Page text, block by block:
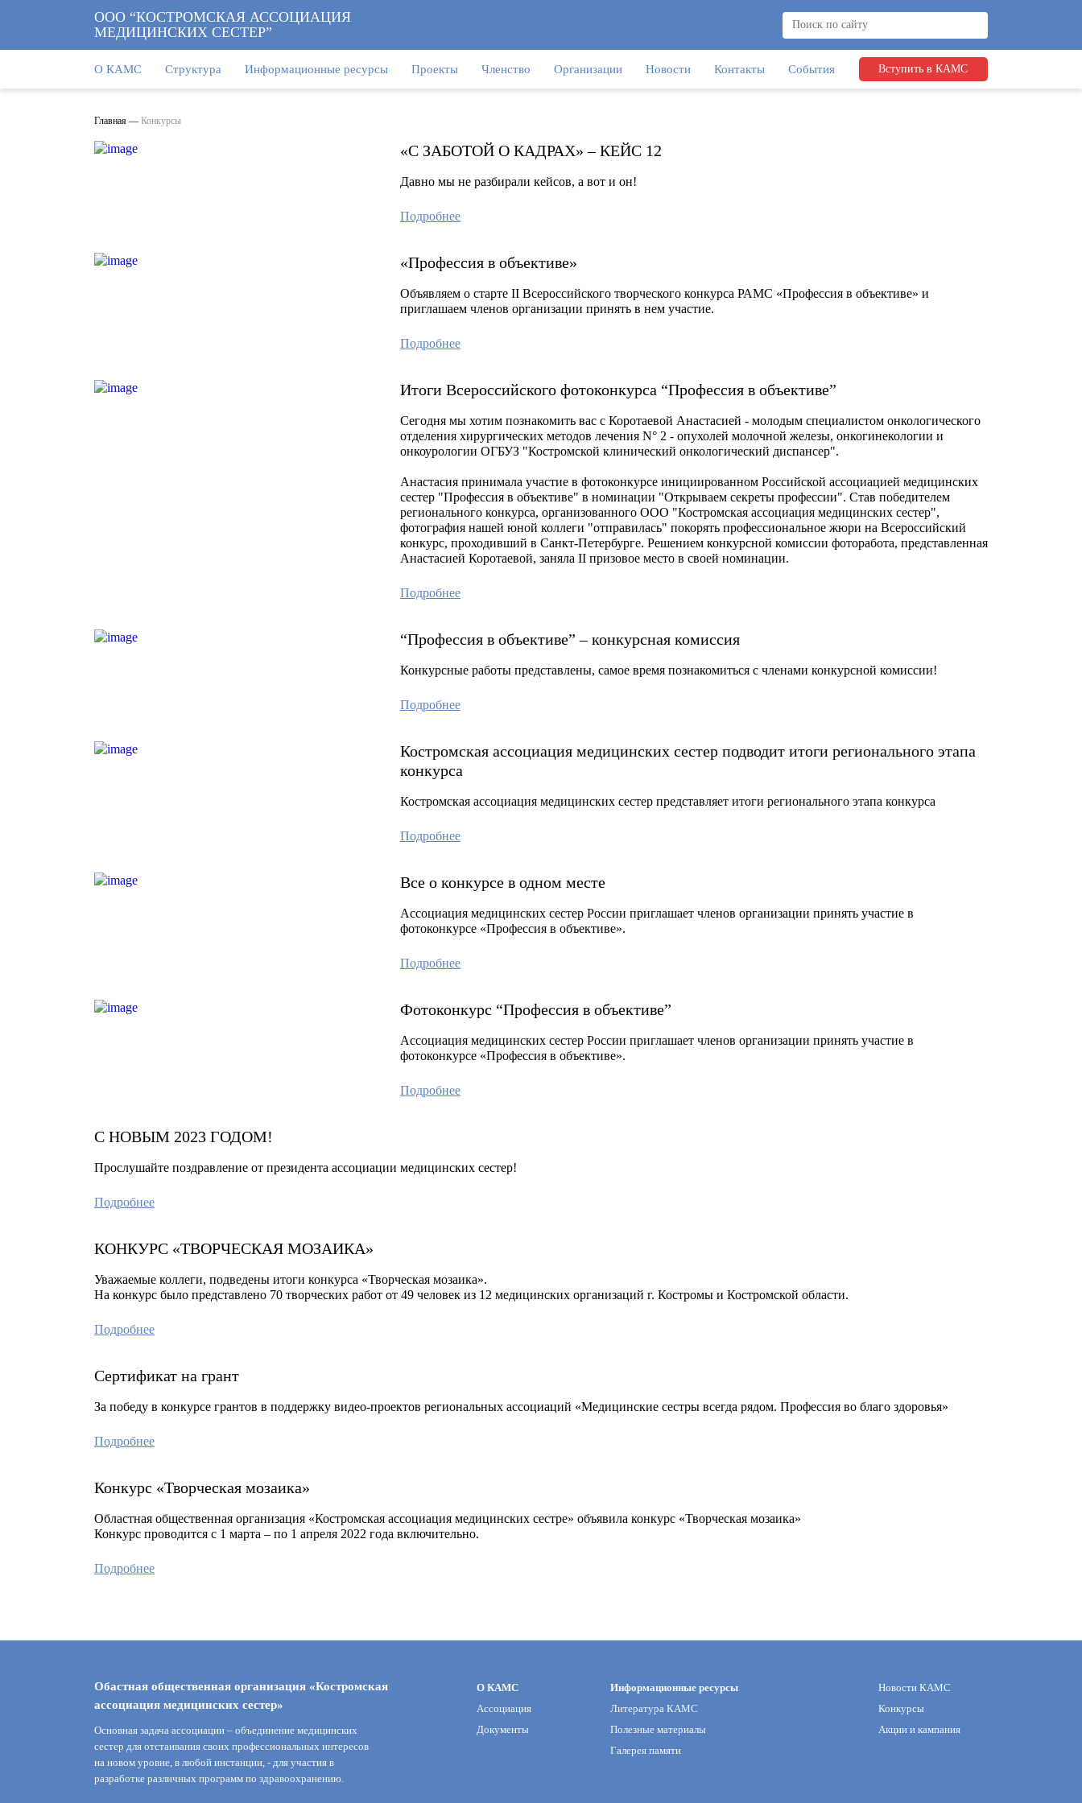
ООО “КОСТРОМСКАЯ АССОЦИАЦИЯ
МЕДИЦИНСКИХ СЕСТЕР”
О КАМС Структура Информационные ресурсы Проекты Членство Организации Новости Контакты События Вступить в КАМС
Главная — Конкурсы
«С ЗАБОТОЙ О КАДРАХ» – КЕЙС 12
Давно мы не разбирали кейсов, а вот и он!
Подробнее
«Профессия в объективе»
Объявляем о старте II Всероссийского творческого конкурса РАМС «Профессия в объективе» и
приглашаем членов организации принять в нем участие.
Подробнее
Итоги Всероссийского фотоконкурса “Профессия в объективе”
Сегодня мы хотим познакомить вас с Коротаевой Анастасией - молодым специалистом онкологического
отделения хирургических методов лечения N° 2 - опухолей молочной железы, онкогинекологии и
онкоурологии ОГБУЗ "Костромской клинический онкологический диспансер".
Анастасия принимала участие в фотоконкурсе инициированном Российской ассоциацией медицинских
сестер "Профессия в объективе" в номинации "Открываем секреты профессии". Став победителем
регионального конкурса, организованного ООО "Костромская ассоциация медицинских сестер",
фотография нашей юной коллеги "отправилась" покорять профессиональное жюри на Всероссийский
конкурс, проходивший в Санкт-Петербурге. Решением конкурсной комиссии фоторабота, представленная
Анастасией Коротаевой, заняла II призовое место в своей номинации.
Подробнее
“Профессия в объективе” – конкурсная комиссия
Конкурсные работы представлены, самое время познакомиться с членами конкурсной комиссии!
Подробнее
Костромская ассоциация медицинских сестер подводит итоги регионального этапа
конкурса
Костромская ассоциация медицинских сестер представляет итоги регионального этапа конкурса
Подробнее
Все о конкурсе в одном месте
Ассоциация медицинских сестер России приглашает членов организации принять участие в
фотоконкурсе «Профессия в объективе».
Подробнее
Фотоконкурс “Профессия в объективе”
Ассоциация медицинских сестер России приглашает членов организации принять участие в
фотоконкурсе «Профессия в объективе».
Подробнее
С НОВЫМ 2023 ГОДОМ!
Прослушайте поздравление от президента ассоциации медицинских сестер!
Подробнее
КОНКУРС «ТВОРЧЕСКАЯ МОЗАИКА»
Уважаемые коллеги, подведены итоги конкурса «Творческая мозаика».
На конкурс было представлено 70 творческих работ от 49 человек из 12 медицинских организаций г. Костромы и Костромской области.
Подробнее
Сертификат на грант
За победу в конкурсе грантов в поддержку видео-проектов региональных ассоциаций «Медицинские сестры всегда рядом. Профессия во благо здоровья»
Подробнее
Конкурс «Творческая мозаика»
Областная общественная организация «Костромская ассоциация медицинских сестре» объявила конкурс «Творческая мозаика»
Конкурс проводится с 1 марта – по 1 апреля 2022 года включительно.
Подробнее
Обастная общественная организация «Костромская
ассоциация медицинских сестер»
Основная задача ассоциации – объединение медицинских
сестер для отстаивания своих профессиональных интересов
на новом уровне, в любой инстанции, - для участия в
разработке различных программ по здравоохранению.
О КАМС
Ассоциация
Документы
Информационные ресурсы
Литература КАМС
Полезные материалы
Галерея памяти
Новости КАМС
Конкурсы
Акции и кампания